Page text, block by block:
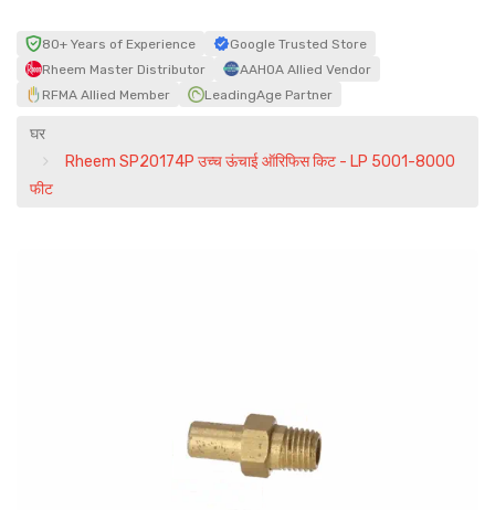
80+ Years of Experience
Google Trusted Store
Rheem Master Distributor
AAHOA Allied Vendor
RFMA Allied Member
LeadingAge Partner
घर
Rheem SP20174P उच्च ऊंचाई ऑरिफिस किट - LP 5001-8000
फीट